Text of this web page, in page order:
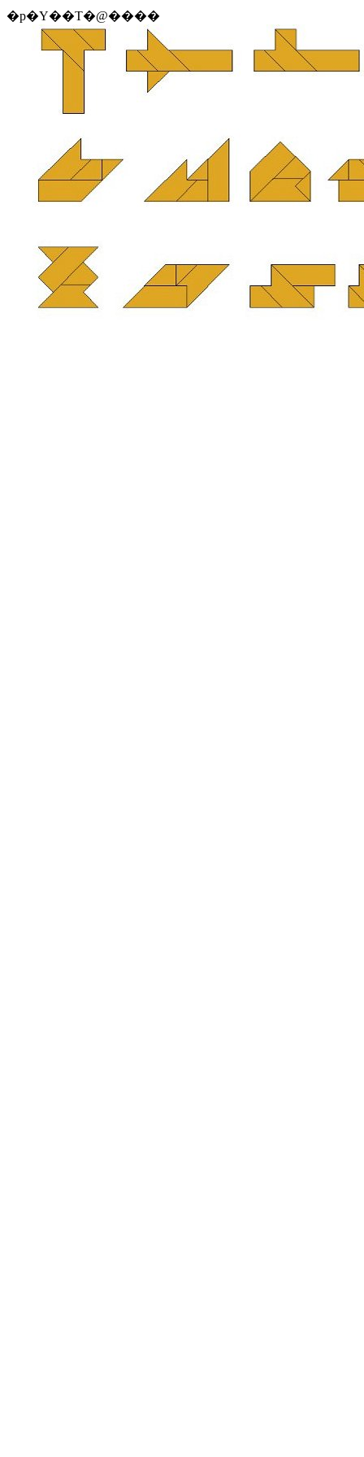
�p�Y��T�@����